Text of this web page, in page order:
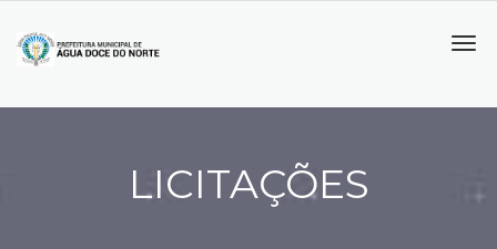
LICITAÇÕES